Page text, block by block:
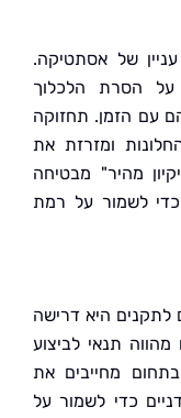
אסתטיקה.
הלכלוך
תחזוקה
את
מבטיחה
על רמת
היא דרישה
לביצוע
את
לשמור על